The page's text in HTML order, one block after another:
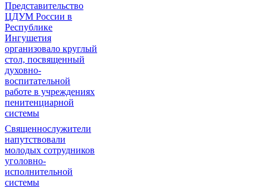
Представительство
ЦДУМ России в
Республике
Ингушетия
организовало круглый
стол, посвященный
духовно-
воспитательной
работе в учреждениях
пенитенциарной
системы
Священнослужители
напутствовали
молодых сотрудников
уголовно-
исполнительной
системы